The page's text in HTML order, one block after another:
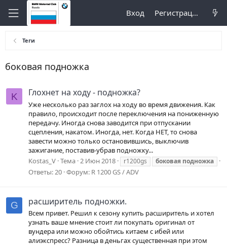
Вход Регистрация
Теги
боковая подножка
K Глохнет на ходу - подножка?
Уже несколько раз заглох на ходу во время движения. Как
правило, происходит после переключения на пониженную
передачу. Иногда снова заводится при отпускании
сцепления, накатом. Иногда, нет. Когда НЕТ, то снова
завести можно только остановившись, выключив
зажигание, поставив-убрав подножку...
Kostas_V Тема 2 Июн 2018 r1200gs боковая подножка
Ответы: 20 Форум: R 1200 GS / ADV
G расширитель подножки.
Всем привет. Решил к сезону купить расширитель и хотел
узнать ваше мнение стоит ли покупать оригинал от
вундера или можно обойтись китаем с ибей или
алиэкспресс? Разница в деньгах существенная при этом